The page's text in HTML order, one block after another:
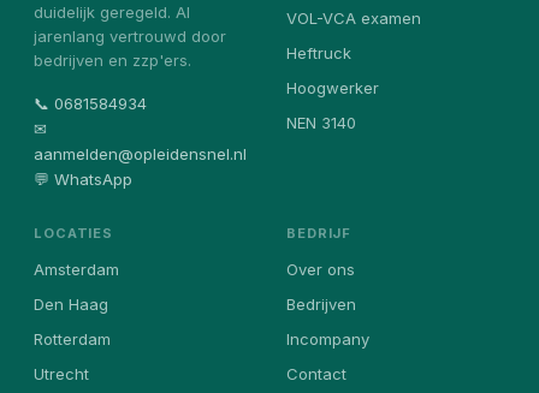
duidelijk geregeld. Al
jarenlang vertrouwd door
bedrijven en zzp'ers.
📞 0681584934
✉
aanmelden@opleidensnel.nl
💬 WhatsApp
VOL-VCA examen
Heftruck
Hoogwerker
NEN 3140
LOCATIES
Amsterdam
Den Haag
Rotterdam
Utrecht
BEDRIJF
Over ons
Bedrijven
Incompany
Contact